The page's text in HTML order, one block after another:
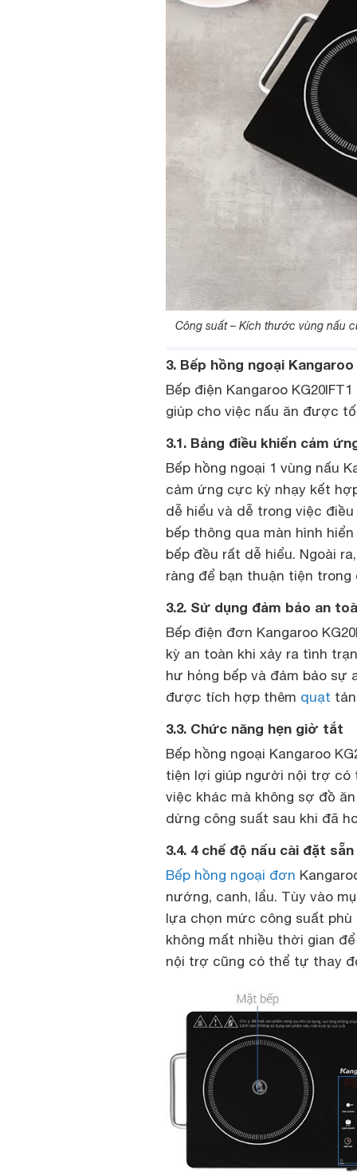
Công suất – Kích thước vùng nấu
3. Bếp hồng ngoại
Bếp điện Kangaroo
giúp cho việc nấu ăn được
3.1. Bảng điều khiển cảm
Bếp hồng ngoại 1 vùng nấu
cảm ứng cực kỳ nhạy kết
dễ hiểu và dễ trong việc
bếp thông qua màn hình
bếp đều rất dễ hiểu. Ngoài
ràng để bạn thuận tiện trong
3.2. Sử dụng đảm bảo an
Bếp điện đơn Kangaroo
kỳ an toàn khi xảy ra tình
hư hỏng bếp và đảm bảo
được tích hợp thêm quạt
3.3. Chức năng hẹn giờ tắt
Bếp hồng ngoại Kangaroo
tiện lợi giúp người nội trợ có
việc khác mà không sợ đồ
dừng công suất sau khi đã
3.4. 4 chế độ nấu cài đặt sẵn
Bếp hồng ngoại đơn
nướng, canh, lẩu. Tùy vào
lựa chọn mức công suất
không mất nhiều thời gian
nội trợ cũng có thể tự thay